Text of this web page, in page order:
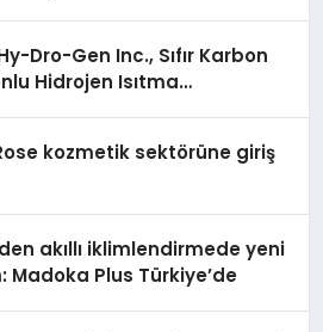
Dro-Gen Inc., Sıfır Karbon
Hidrojen Isıtma
kozmetik sektörüne giriş
akıllı iklimlendirmede yeni
Madoka Plus Türkiye’de